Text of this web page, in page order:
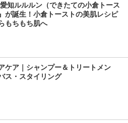
愛知ルルルン（できたての小倉トース
が誕生！小倉トーストの美肌レシピ
もちもち肌へ
ケア｜シャンプー＆トリートメン
ス・スタイリング